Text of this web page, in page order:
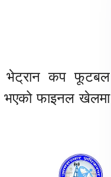
भेट्रान कप फूटबल
भएको फाइनल खेलमा